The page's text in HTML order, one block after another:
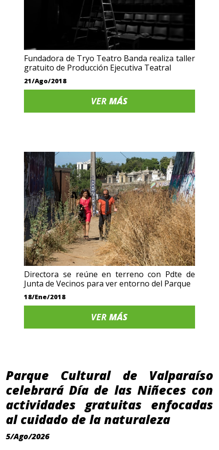
Fundadora de Tryo Teatro Banda realiza taller
gratuito de Producción Ejecutiva Teatral
21/Ago/2018
VERMÁS
Directora se reúne en terreno con Pdte de
Junta de Vecinos para ver entorno del Parque
18/Ene/2018
VERMÁS
Parque Cultural de Valparaíso
celebrará Día de las Niñeces con
actividades gratuitas enfocadas
al cuidado de la naturaleza
5/Ago/2026